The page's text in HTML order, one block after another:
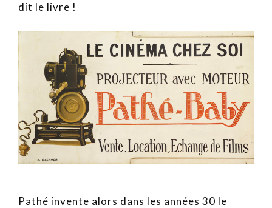
dit le livre !
Pathé invente alors dans les années 30 le